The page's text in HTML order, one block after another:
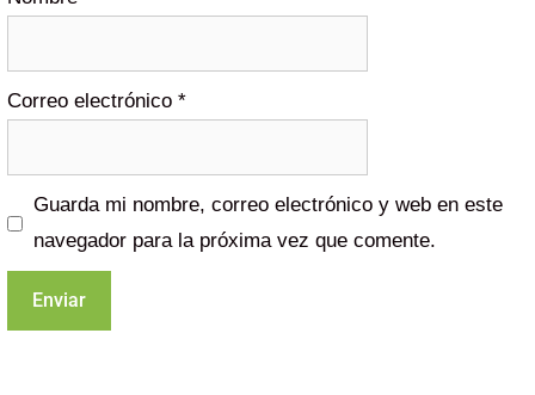
Correo electrónico *
Guarda mi nombre, correo electrónico y web en este
navegador para la próxima vez que comente.